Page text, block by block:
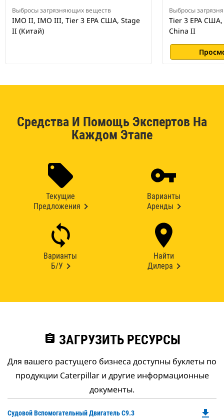
Выбросы загрязняющих веществ
IMO II, IMO III, Tier 3 EPA США, Stage
II (Китай)
Выбросы
Tier 3 EPA
China II
Средства И Помощь Экспертов На
Каждом Этапе
Текущие
Предложения
Варианты
Аренды
Варианты
Б/У
Найти
Дилера
assignment ЗАГРУЗИТЬ РЕСУРСЫ
Для вашего растущего бизнеса доступны буклеты по
продукции Caterpillar и другие информационные
документы.
Судовой Вспомогательный Двигатель C9.3 file_download